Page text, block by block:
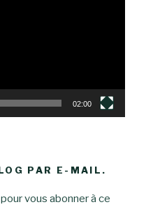
02:00
PAR E-MAIL.
vous abonner à ce